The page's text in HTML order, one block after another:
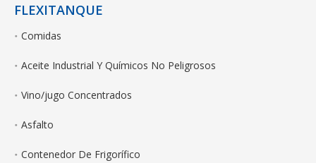
FLEXITANQUE
Comidas
Aceite Industrial Y Químicos No Peligrosos
Vino/jugo Concentrados
Asfalto
Contenedor De Frigorífico